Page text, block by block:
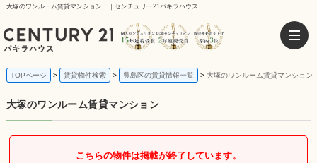
大塚のワンルーム賃貸マンション！｜センチュリー21パキラハウス
TOPページ 賃貸物件検索 豊島区の賃貸情報一覧 大塚のワンルーム賃貸マンション
大塚のワンルーム賃貸マンション
こちらの物件は掲載が終了しています。